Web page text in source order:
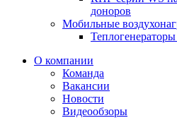
доноров
Мобильные
О компании
Команда
Вакансии
Новости
Видеообзоры